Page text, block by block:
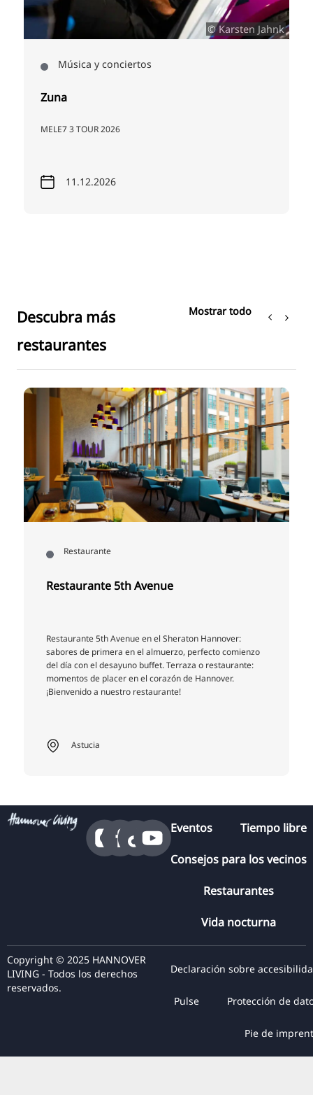
© Karsten Jahnk
Música y conciertos
Zuna
MELE7 3 TOUR 2026
11.12.2026
Descubra más
restaurantes
Mostrar todo
Restaurante
Restaurante 5th Avenue
Restaurante 5th Avenue en el Sheraton Hannover:
sabores de primera en el almuerzo, perfecto comienzo
del día con el desayuno buffet. Terraza o restaurante:
momentos de placer en el corazón de Hannover.
¡Bienvenido a nuestro restaurante!
Astucia
Eventos Tiempo libre
Consejos para los vecinos
Restaurantes
Vida nocturna
Copyright © 2025 HANNOVER
LIVING - Todos los derechos
reservados.
Declaración sobre
Pulse Protección de
Pie de